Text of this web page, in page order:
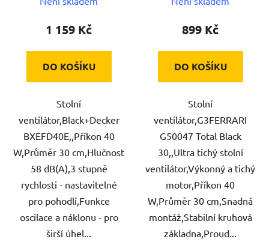
1 159 Kč
DO KOŠÍKU
Stolní
ventilátor,Black+Decker
BXEFD40E,,Příkon 40
W,Průměr 30 cm,Hlučnost
58 dB(A),3 stupně
rychlosti - nastavitelné
pro pohodlí,Funkce
oscilace a náklonu - pro
širší úhel...
899 Kč
DO KOŠÍKU
Stolní
ventilátor,G3FERRARI
G50047 Total Black
30,,Ultra tichý stolní
ventilátor,Výkonný a tichý
motor,Příkon 40
W,Průměr 30 cm,Snadná
montáž,Stabilní kruhová
základna,Proud...